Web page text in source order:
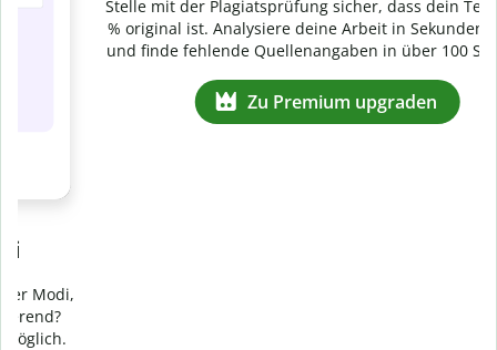
Stelle mit der Plagiatsprüfung sicher, dass dein Text zu 100
% original ist. Analysiere deine Arbeit in Sekundenschnelle
und finde fehlende Quellenangaben in über 100 Sprachen.